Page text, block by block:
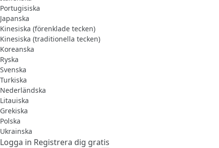
Portugisiska
Japanska
Kinesiska (förenklade tecken)
Kinesiska (traditionella tecken)
Koreanska
Ryska
Svenska
Turkiska
Nederländska
Litauiska
Grekiska
Polska
Ukrainska
Logga in Registrera dig gratis